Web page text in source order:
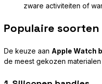
zware activiteiten of
Populaire
De keuze aan Apple Watch
de meest gekozen